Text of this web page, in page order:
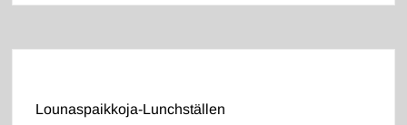
Lounaspaikkoja-Lunchställen